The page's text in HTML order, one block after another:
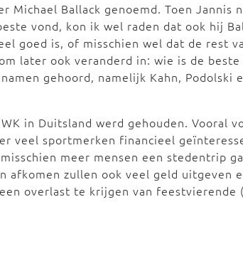
Ballack genoemd. Toen Jannis
vond, kon ik wel raden dat ook hij
goed is, of misschien wel dat de rest
later ook veranderd in: wie is de beste
gehoord, namelijk Kahn, Podolski
in Duitsland werd gehouden. Vooral
veel sportmerken financieel
meer mensen een stedentrip
afkomen zullen ook veel geld uitgeven
overlast te krijgen van feestvierende